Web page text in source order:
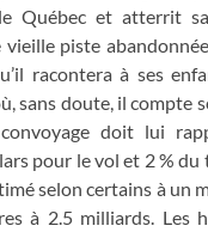
Québec et atterrit
vieille piste
racontera à ses
sans doute, il compte
doit lui
pour le vol et 2 % du
selon certains à un
à 2.5 milliards. Les